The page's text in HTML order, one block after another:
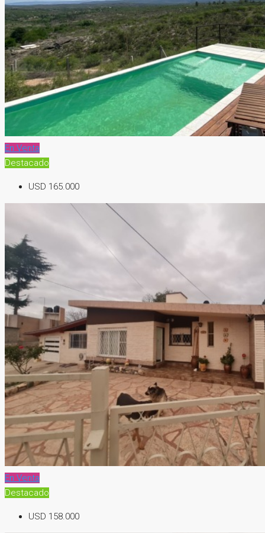
En Venta
Destacado
USD 165.000
En Venta
Destacado
USD 158.000